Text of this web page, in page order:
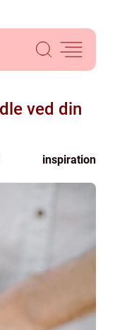
ved din
inspiration